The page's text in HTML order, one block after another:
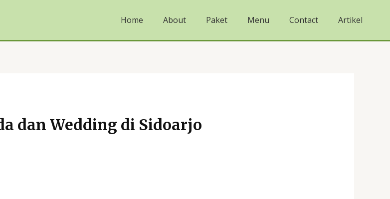
Home About Paket Menu Contact Artikel
dan Wedding di Sidoarjo